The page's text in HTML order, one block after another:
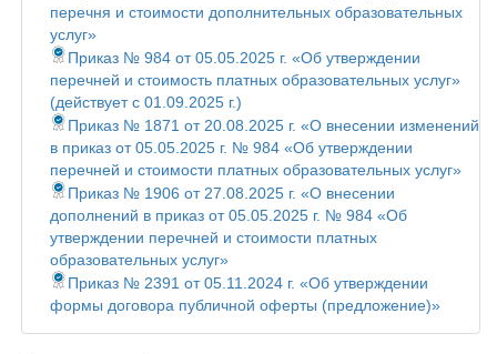
перечня и стоимости дополнительных образовательных
услуг»
Приказ № 984 от 05.05.2025 г. «Об утверждении
перечней и стоимость платных образовательных услуг»
(действует с 01.09.2025 г.)
Приказ № 1871 от 20.08.2025 г. «О внесении изменений
в приказ от 05.05.2025 г. № 984 «Об утверждении
перечней и стоимости платных образовательных услуг»
Приказ № 1906 от 27.08.2025 г. «О внесении
дополнений в приказ от 05.05.2025 г. № 984 «Об
утверждении перечней и стоимости платных
образовательных услуг»
Приказ № 2391 от 05.11.2024 г. «Об утверждении
формы договора публичной оферты (предложение)»